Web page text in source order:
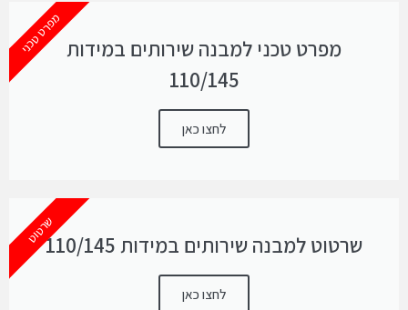
מפרט טכני למבנה שירותים במידות
110/145
לחצו כאן
מפרט טכני
שרטוט למבנה שירותים במידות 110/145
לחצו כאן
שרטוט